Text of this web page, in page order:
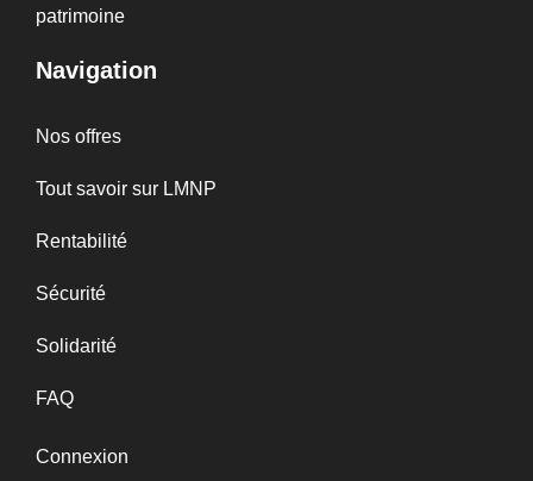
patrimoine
Navigation
Nos offres
Tout savoir sur LMNP
Rentabilité
Sécurité
Solidarité
FAQ
Connexion